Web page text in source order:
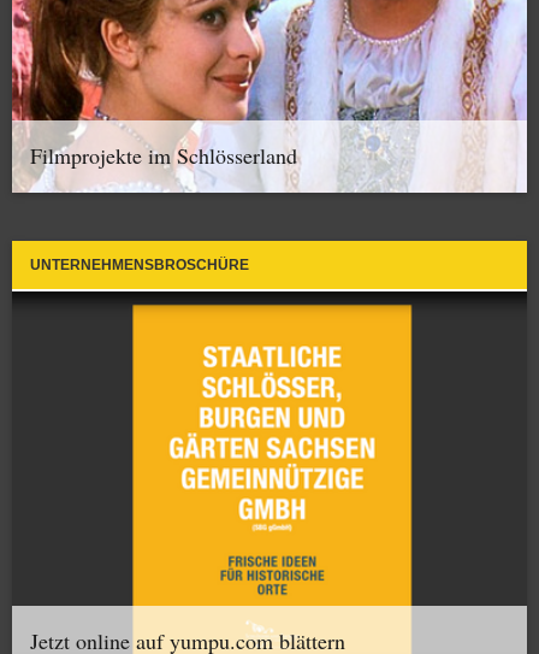
Filmprojekte im Schlösserland
UNTERNEHMENSBROSCHÜRE
Jetzt online auf yumpu.com blättern